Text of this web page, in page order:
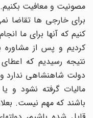
مصونیت و معافیت بکنیم.
برای خارجی ها تقاضا
کنیم که آنها برای ما
کردیم و پس از مشاوره
نتیجه رسیدیم که
دولت شاهنشاهی ندارد و
مالیات گرفته نشود و
باشند که مهم نیست.